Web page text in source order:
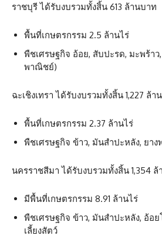
ราชบุรี ได้รับงบรวมทั้งสิ้น 613 ล้านบาท
พื้นที่เกษตรกรรม 2.5 ล้านไร่
พืชเศรษฐกิจ อ้อย, สับปะรด, มะพร้า
พาณิชย์)
ฉะเชิงเทรา ได้รับงบรวมทั้งสิ้น 1,227 ล้า
พื้นที่เกษตรกรรม 2.37 ล้านไร่
พืชเศรษฐกิจ ข้าว, มันสำปะหลัง, ยาง
นครราชสีมา ได้รับงบรวมทั้งสิ้น 1,354 ล้
มีพื้นที่เกษตรกรรม 8.91 ล้านไร่
พืชเศรษฐกิจ ข้าว, มันสำปะหลัง, อ้อย
เลี้ยงสัตว์